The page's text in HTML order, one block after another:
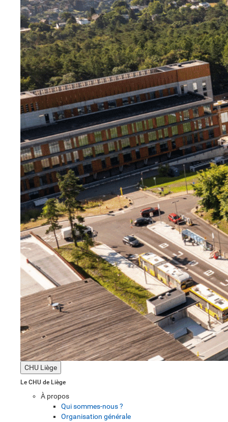
CHU Liège
Le CHU de Liège
À propos
Qui sommes-nous ?
Organisation générale